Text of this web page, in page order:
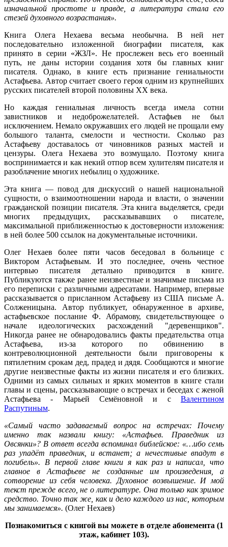
изначальной простоте и правде, а литература стала его
стезей духовного возрастания».
Книга Олега Нехаева весьма необычна. В ней нет
последовательно изложенной биографии писателя, как
принято в серии «ЖЗЛ». Не прослежен весь его военный
путь, не даны истории создания хотя бы главных книг
писателя. Однако, в книге есть признание гениальности
Астафьева. Автор считает своего героя одним из крупнейших
русских писателей второй половины XX века.
Но каждая гениальная личность всегда имела сотни
завистников и недоброжелателей. Астафьев не был
исключением. Немало окружавших его людей не прощали ему
большого таланта, смелости и честности. Сколько раз
Астафьеву доставалось от чиновников разных мастей и
цензуры. Олега Нехаева это возмущало. Поэтому книга
воспринимается и как некий отпор всем хулителям писателя и
разоблачение многих небылиц о художнике.
Эта книга — повод для дискуссий о нашей национальной
сущности, о взаимоотношении народа и власти, о значении
гражданской позиции писателя. Эта книга выделяется, среди
многих предыдущих, рассказывавших о писателе,
максимальной приближенностью к достоверности изложения:
в ней более 500 ссылок на документальные источники.
Олег Нехаев более пяти часов беседовал в больнице с
Виктором Астафьевым. И это последнее, очень честное
интервью писателя детально приводится в книге.
Публикуются также ранее неизвестные и значимые письма из
его переписки с различными адресатами. Например, впервые
рассказывается о присланном Астафьеву из США письме А.
Солженицына. Автор публикует, обнаруженное в архиве,
астафьевское послание Ф. Абрамову, свидетельствующее о
начале идеологических расхождений "деревенщиков".
Никогда ранее не обнародовались факты предательства отца
Астафьева, из-за которого по обвинению в
контреволюционной деятельности были приговорены к
пятилетним срокам дед, прадед и дядя. Сообщаются и многие
другие неизвестные факты из жизни писателя и его близких.
Одними из самых сильных и ярких моментов в книге стали
главы и сцены, рассказывающие о встречах и беседах с женой
Астафьева - Марьей Семёновной и с Валентином
Распутиным.
«Самый часто задаваемый вопрос на встречах: Почему
именно так назвали книгу: «Астафьев. Праведник из
Овсянки»? В ответ всегда вспоминал библейское: «…ибо семь
раз упадёт праведник, и встанет; а нечестивые впадут в
погибель». В первой главе книги я как раз и написал, что
главное в Астафьеве не созданные им произведения, а
сотворение из себя человека. Духовное возвышение. И мой
текст прежде всего, не о литературе. Она только как зримое
средство. Точно так же, как и дело каждого из нас, которым
мы занимаемся». (Олег Нехаев)
Познакомиться с книгой вы можете в отделе абонемента (1
этаж, кабинет 103).